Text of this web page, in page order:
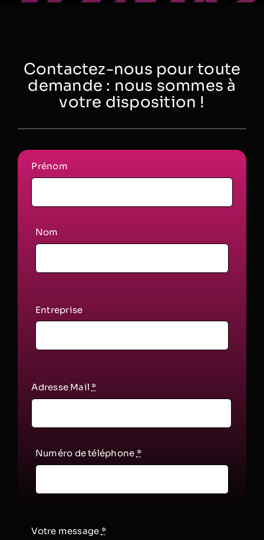
Contactez-nous pour toute
demande : nous sommes à
votre disposition !
Prénom
Nom
Entreprise
Adresse Mail *
Numéro de téléphone *
Votre message *